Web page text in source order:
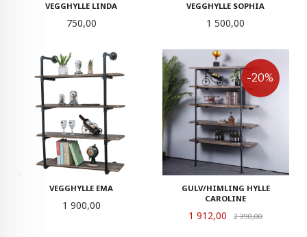
VEGGHYLLE LINDA
Pris
750,00
VEGGHYLLE SOPHIA
Pris
1 500,00
VEGGHYLLE EMA
Pris
1 900,00
GULV/HIMLING HYLLE
CAROLINE
Tilbud
1 912,00 2 390,00Rabatt
-20%